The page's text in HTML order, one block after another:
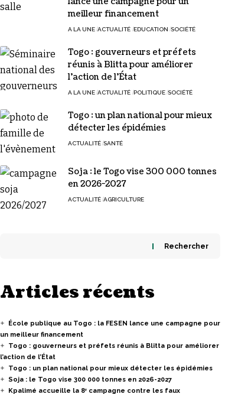
meilleur financement
A LA UNE ACTUALITÉ EDUCATION SOCIÉTÉ
Togo : gouverneurs et préfets
réunis à Blitta pour améliorer
l’action de l’État
A LA UNE ACTUALITÉ POLITIQUE SOCIÉTÉ
Togo : un plan national pour mieux
détecter les épidémies
ACTUALITÉ SANTÉ
Soja : le Togo vise 300 000 tonnes
en 2026-2027
ACTUALITÉ AGRICULTURE
Rechercher
Articles récents
École publique au Togo : la FESEN lance une campagne pour
un meilleur financement
Togo : gouverneurs et préfets réunis à Blitta pour améliorer
l’action de l’État
Togo : un plan national pour mieux détecter les épidémies
Soja : le Togo vise 300 000 tonnes en 2026-2027
Kpalimé accueille la 8ᵉ campagne contre les faux